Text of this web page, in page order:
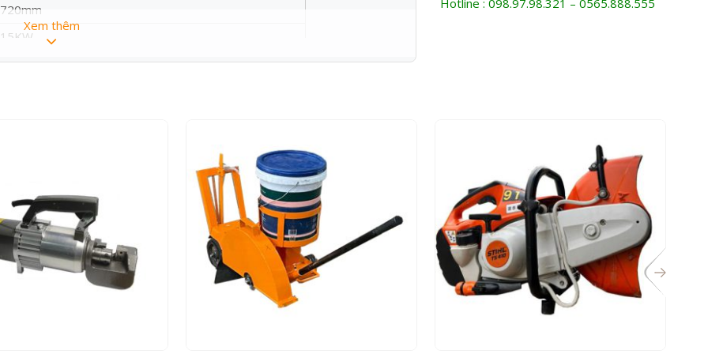
720mm
15KW
15KW
40-459 (m2/h)
450KG
chuyền công nghệ hiện đại hàng
trội cùng khả năng vận hạnh bền
Xem thêm